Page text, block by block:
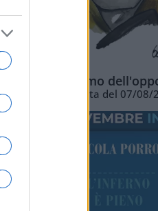
L'ottimismo
Vignetta del 07/08/